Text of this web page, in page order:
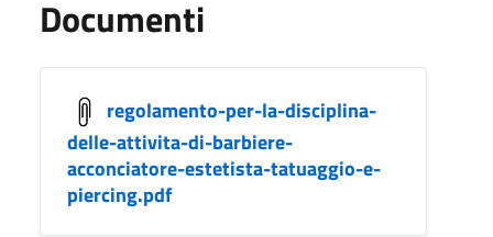
Documenti
regolamento-per-la-disciplina-
delle-attivita-di-barbiere-
acconciatore-estetista-tatuaggio-e-
piercing.pdf